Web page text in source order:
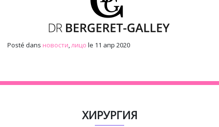
Posté dans новости,лицо le 11 апр 2020
ХИРУРГИЯ